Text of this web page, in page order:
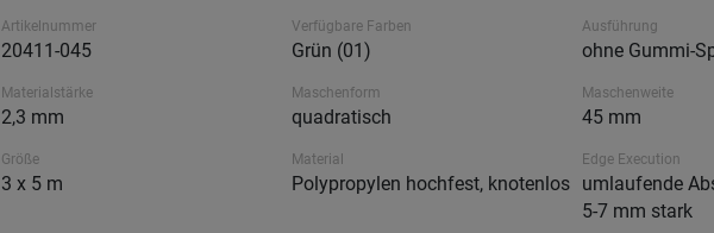
Artikelnummer
20411-045
Verfügbare Farben
Grün (01)
Ausführung
ohne Gummi-
Materialstärke
2,3 mm
Maschenform
quadratisch
Maschenweite
45 mm
Größe
3 x 5 m
Material
Polypropylen hochfest, knotenlos
Edge Execution
umlaufende
5-7 mm stark